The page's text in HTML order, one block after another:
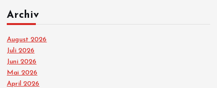
Archiv
August 2026
Juli 2026
Juni 2026
Mai 2026
April 2026